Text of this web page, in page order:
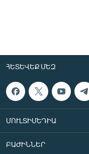
ՀԵՏԵՎԵՔ ՄԵԶ
ՄՈՒԼՏԻՄԵԴԻԱ
ԲԱԺԻՆՆԵՐ